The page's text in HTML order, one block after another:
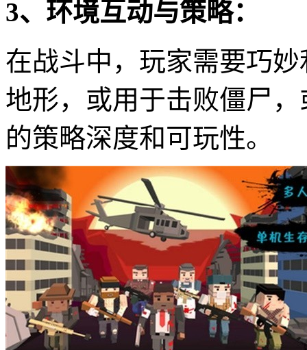
3、环境互动与策略：
在战斗中，玩家需要巧
地形，或用于击败僵尸
的策略深度和可玩性。